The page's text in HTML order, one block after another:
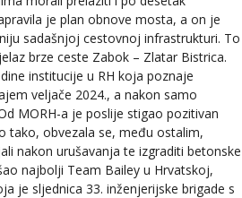
je plan obnove mosta, a on je
sadašnjoj cestovnoj infrastrukturi. To
brze ceste Zabok – Zlatar Bistrica.
institucije u RH koja poznaje
veljače 2024., a nakon samo
MORH-a je poslije stigao pozitivan
tako, obvezala se, među ostalim,
nakon urušavanja te izgraditi betonske
najbolji Team Bailey u Hrvatskoj,
je sljednica 33. inženjerijske brigade s